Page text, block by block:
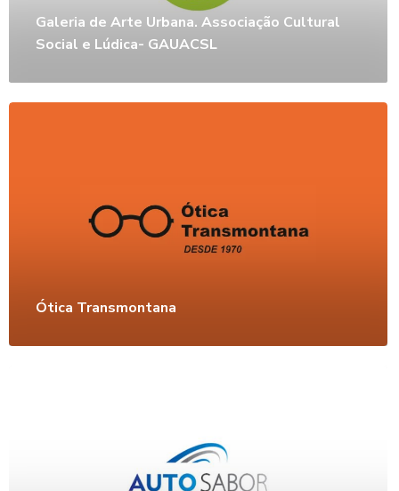
Galeria de Arte Urbana. Associação Cultural
Social e Lúdica- GAUACSL
Ótica Transmontana